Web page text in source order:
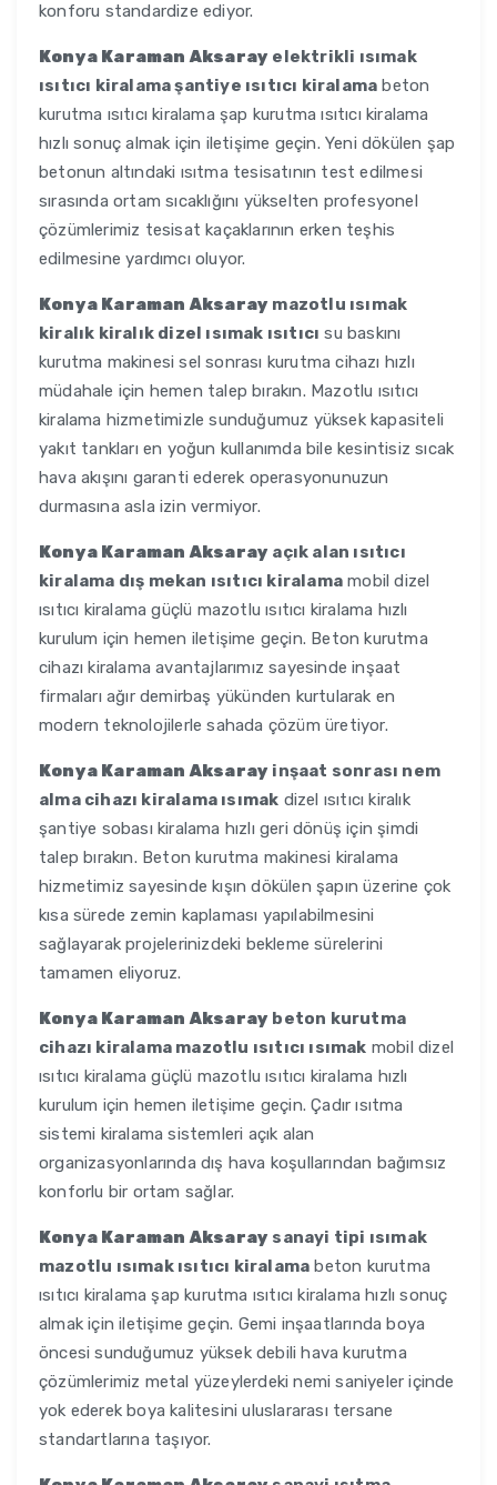
konforu standardize ediyor.
Konya Karaman Aksaray elektrikli ısımak
ısıtıcı kiralama şantiye ısıtıcı kiralama beton
kurutma ısıtıcı kiralama şap kurutma ısıtıcı kiralama
hızlı sonuç almak için iletişime geçin. Yeni dökülen şap
betonun altındaki ısıtma tesisatının test edilmesi
sırasında ortam sıcaklığını yükselten profesyonel
çözümlerimiz tesisat kaçaklarının erken teşhis
edilmesine yardımcı oluyor.
Konya Karaman Aksaray mazotlu ısımak
kiralık kiralık dizel ısımak ısıtıcı su baskını
kurutma makinesi sel sonrası kurutma cihazı hızlı
müdahale için hemen talep bırakın. Mazotlu ısıtıcı
kiralama hizmetimizle sunduğumuz yüksek kapasiteli
yakıt tankları en yoğun kullanımda bile kesintisiz sıcak
hava akışını garanti ederek operasyonunuzun
durmasına asla izin vermiyor.
Konya Karaman Aksaray açık alan ısıtıcı
kiralama dış mekan ısıtıcı kiralama mobil dizel
ısıtıcı kiralama güçlü mazotlu ısıtıcı kiralama hızlı
kurulum için hemen iletişime geçin. Beton kurutma
cihazı kiralama avantajlarımız sayesinde inşaat
firmaları ağır demirbaş yükünden kurtularak en
modern teknolojilerle sahada çözüm üretiyor.
Konya Karaman Aksaray inşaat sonrası nem
alma cihazı kiralama ısımak dizel ısıtıcı kiralık
şantiye sobası kiralama hızlı geri dönüş için şimdi
talep bırakın. Beton kurutma makinesi kiralama
hizmetimiz sayesinde kışın dökülen şapın üzerine çok
kısa sürede zemin kaplaması yapılabilmesini
sağlayarak projelerinizdeki bekleme sürelerini
tamamen eliyoruz.
Konya Karaman Aksaray beton kurutma
cihazı kiralama mazotlu ısıtıcı ısımak mobil dizel
ısıtıcı kiralama güçlü mazotlu ısıtıcı kiralama hızlı
kurulum için hemen iletişime geçin. Çadır ısıtma
sistemi kiralama sistemleri açık alan
organizasyonlarında dış hava koşullarından bağımsız
konforlu bir ortam sağlar.
Konya Karaman Aksaray sanayi tipi ısımak
mazotlu ısımak ısıtıcı kiralama beton kurutma
ısıtıcı kiralama şap kurutma ısıtıcı kiralama hızlı sonuç
almak için iletişime geçin. Gemi inşaatlarında boya
öncesi sunduğumuz yüksek debili hava kurutma
çözümlerimiz metal yüzeylerdeki nemi saniyeler içinde
yok ederek boya kalitesini uluslararası tersane
standartlarına taşıyor.